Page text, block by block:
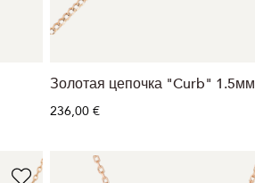
Золотая цепочка "Curb" 1.5мм
236,00 €